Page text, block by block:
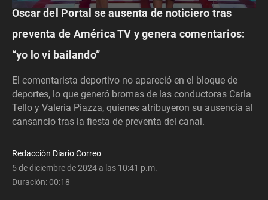
0
of
18
seconds
Óscar del Portal se ausenta de noticiero tras
preventa de América TV y genera comentarios:
“yo lo vi bailando”
El comentarista deportivo no apareció en el bloque de
deportes, lo que generó bromas de las conductoras Carla
Tello y Valeria Piazza, quienes atribuyeron su ausencia al
cansancio tras la fiesta de preventa del canal.
Redacción Diario Correo
5 de diciembre de 2024 a las 10:41 p.m.
Duración:00:18